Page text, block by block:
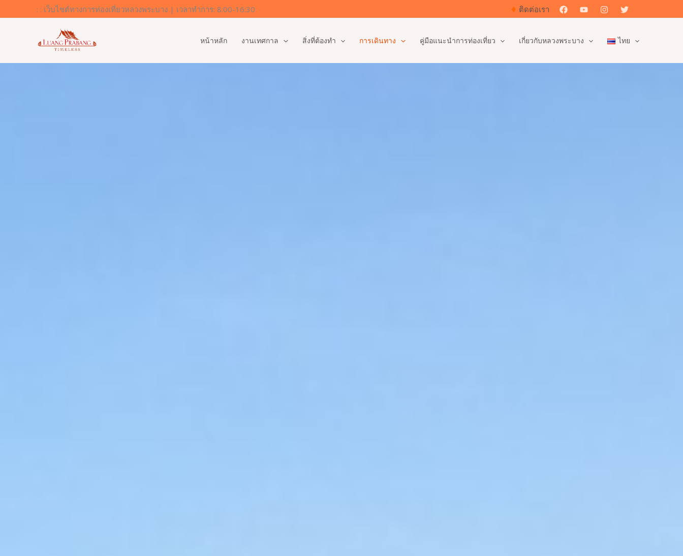
to
: : เว็บไซต์ทางการท่องเที่ยวหลวงพระบาง | เวลาทำการ: 8:00-16:30 ♦ ติดต่อเรา
หน้าหลัก งานเทศกาล สิ่งที่ต้องทำ การเดินทาง คู่มือแนะนำการท่องเที่ยว เกี่ยวกับหลวงพระบาง ไทย